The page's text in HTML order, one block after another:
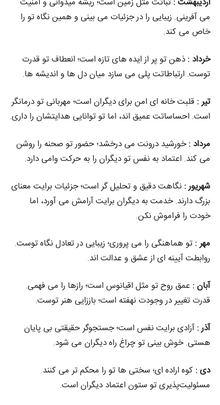
می‌ آفرینی. زیبایی را در جزئیات می‌ بینی و همین نگاه تو را
خاص می‌ کند.
خرداد : ذهن تو پر از ایده‌ های تازه است؛ انعطاف تو قدرت
توست. ارتباطاتت پلی می‌ سازد میان دل‌ ها و اندیشه‌ ها.
تیر : قلبت خانه‌ ای امن برای دیگران است؛ مهربانی تو درمانگر
است. احساساتت عمیق‌ اند، اما تو توانایی هدایتشان را داری.
مرداد :خورشید درونت می‌ درخشد؛ حضور تو صحنه را روشن
می‌ کند. اعتماد به‌ نفس تو دیگران را به حرکت وا‌می‌ دارد.
شهریور : نگاهت دقیق و تحلیل‌ گر است؛ جزئیات برایت معنای
بزرگ دارند. خدمت به دیگران برایت آرامش می‌ آورد، اما
خودت را فراموش نکن.
مهر : تو هماهنگی را می‌ پروری؛ زیبایی در تعادل نگاه توست.
روابطت آیینه‌ ای از عشق و عدالت‌ اند.
آبان : عمق روح تو مثل اقیانوس است؛ رازها را می‌ فهمی.
قدرت تغییر در وجودت نهفته است؛ باززایی هنر توست.
آذر : آزادی برایت نفس است؛ جستجوگر حقیقتی بی‌ پایان
هستی. خوش‌ بینی تو چراغ راه دیگران می‌ شود.
دی : کوه اراده‌ ای؛ سختی‌ ها تو را محکم‌ تر می‌ کنند.
مسئولیت‌پذیری تو ستون اعتماد دیگران است.